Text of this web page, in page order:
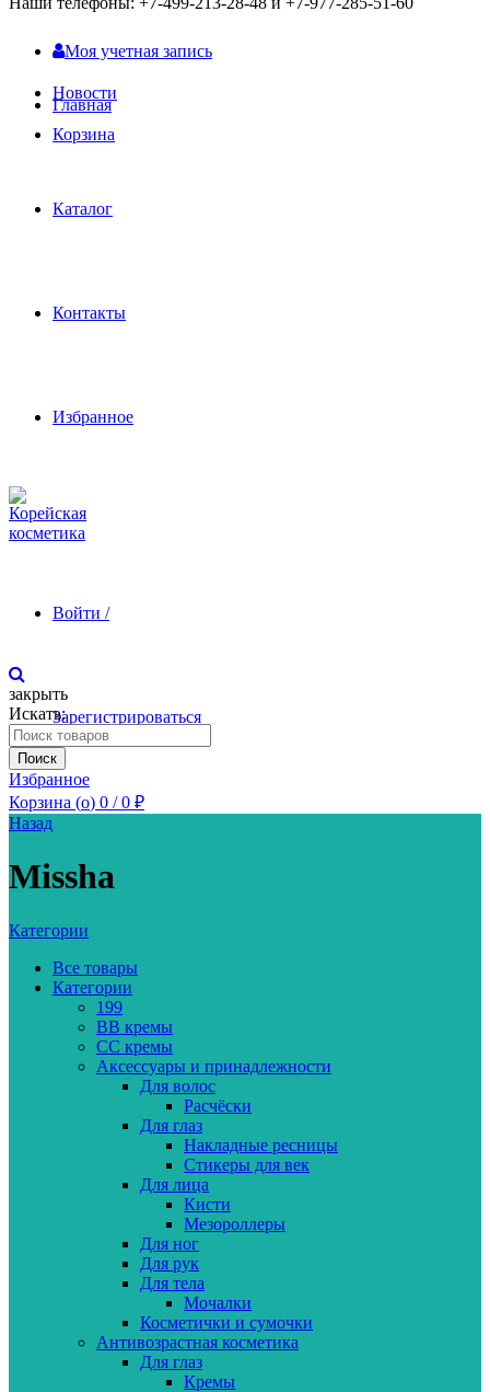
Моя учетная запись
Новости
Корзина
Главная
Каталог
Контакты
Избранное
Войти /
Зарегистрироваться
закрыть
Искать:
Поиск
Избранное
Корзина (o) 0 / 0 ₽
Назад
Missha
Категории
Все товары
Категории
199
BB кремы
CC кремы
Аксессуары и принадлежности
Для волос
Расчёски
Для глаз
Накладные ресницы
Стикеры для век
Для лица
Кисти
Мезороллеры
Для ног
Для рук
Для тела
Мочалки
Косметички и сумочки
Антивозрастная косметика
Для глаз
Кремы